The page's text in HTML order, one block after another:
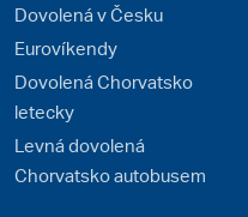
Dovolená v Česku
Eurovíkendy
Dovolená Chorvatsko
letecky
Levná dovolená
Chorvatsko autobusem